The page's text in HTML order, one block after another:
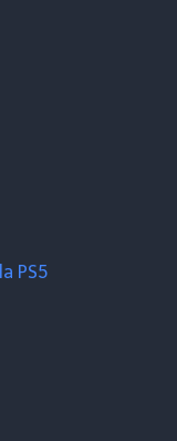
PS5